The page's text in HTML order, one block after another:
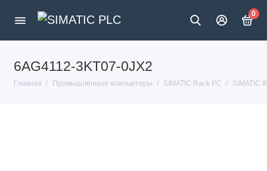
0
6AG4112-3KT07-0JX2
Главная Промышленные компьютеры SIMATIC Rack PC SIMATIC